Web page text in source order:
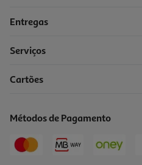
Entregas
Serviços
Cartões
Métodos de Pagamento